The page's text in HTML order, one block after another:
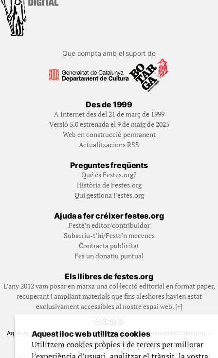
Que compta amb el suport de
Des de 1999
A Internet des del 21 de març de 1999
Versió 5.0 estrenada el 9 de maig de 2025
Web en construcció permanent
Actualitzacions RSS
Preguntes freqüents
Qué és Festes.org?
Història de Festes.org
Qui gestiona Festes.org
Ajuda a fer créixer festes.org
Feste’n editor/contribuidor
Subscriu-t’hi/Feste’n mecenes
Contracta publicitat
Fes un donatiu puntual
Els llibres de festes.org
L’any 2012 vam posar en marxa una col·lecció editorial en format paper,
recuperant i ampliant materials que fins aleshores havien estat
exclusivament accessibles al nostre espai web. [+]
Aquesta obra està subjecta a una llicència de Reconeixement No Comercial -
CompartirIgual 4.0 de Creative Commons
© 1999-2026 festes.org
Aquest lloc web utilitza cookies
Utilitzem cookies pròpies i de tercers per millorar